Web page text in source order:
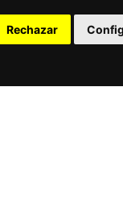
Rechazar ©